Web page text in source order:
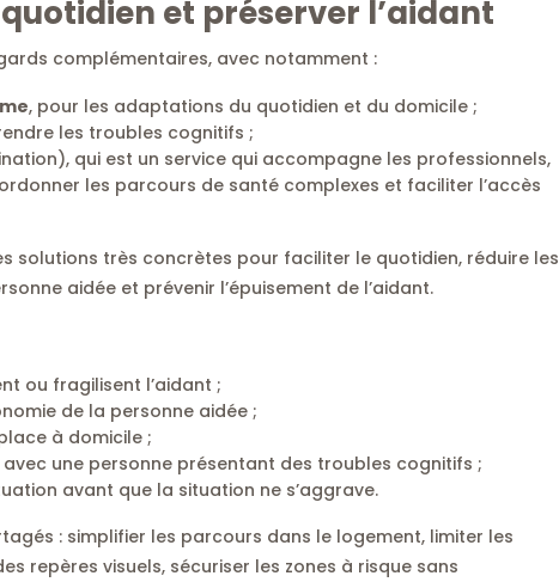
et préserver l’aidant
complémentaires, avec notamment :
, pour les adaptations du quotidien et du domicile ;
les troubles cognitifs ;
qui est un service qui accompagne les professionnels,
les parcours de santé complexes et faciliter l’accès
solutions très concrètes pour faciliter le quotidien, réduire les
aidée et prévenir l’épuisement de l’aidant.
ou fragilisent l’aidant ;
de la personne aidée ;
à domicile ;
une personne présentant des troubles cognitifs ;
avant que la situation ne s’aggrave.
: simplifier les parcours dans le logement, limiter les
repères visuels, sécuriser les zones à risque sans